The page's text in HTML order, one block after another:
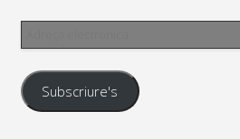
Adreça
Subscriure's